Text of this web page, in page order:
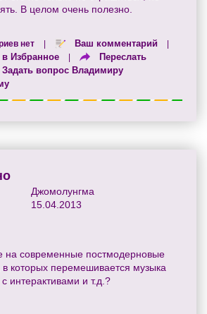
В целом очень полезно.
нет Ваш комментарий
Избранное
Переслать
Задать вопрос Владимиру
Джомолунгма
15.04.2013
на современные постмодерновые
в которых перемешивается музыка
интерактивами и т.д.?